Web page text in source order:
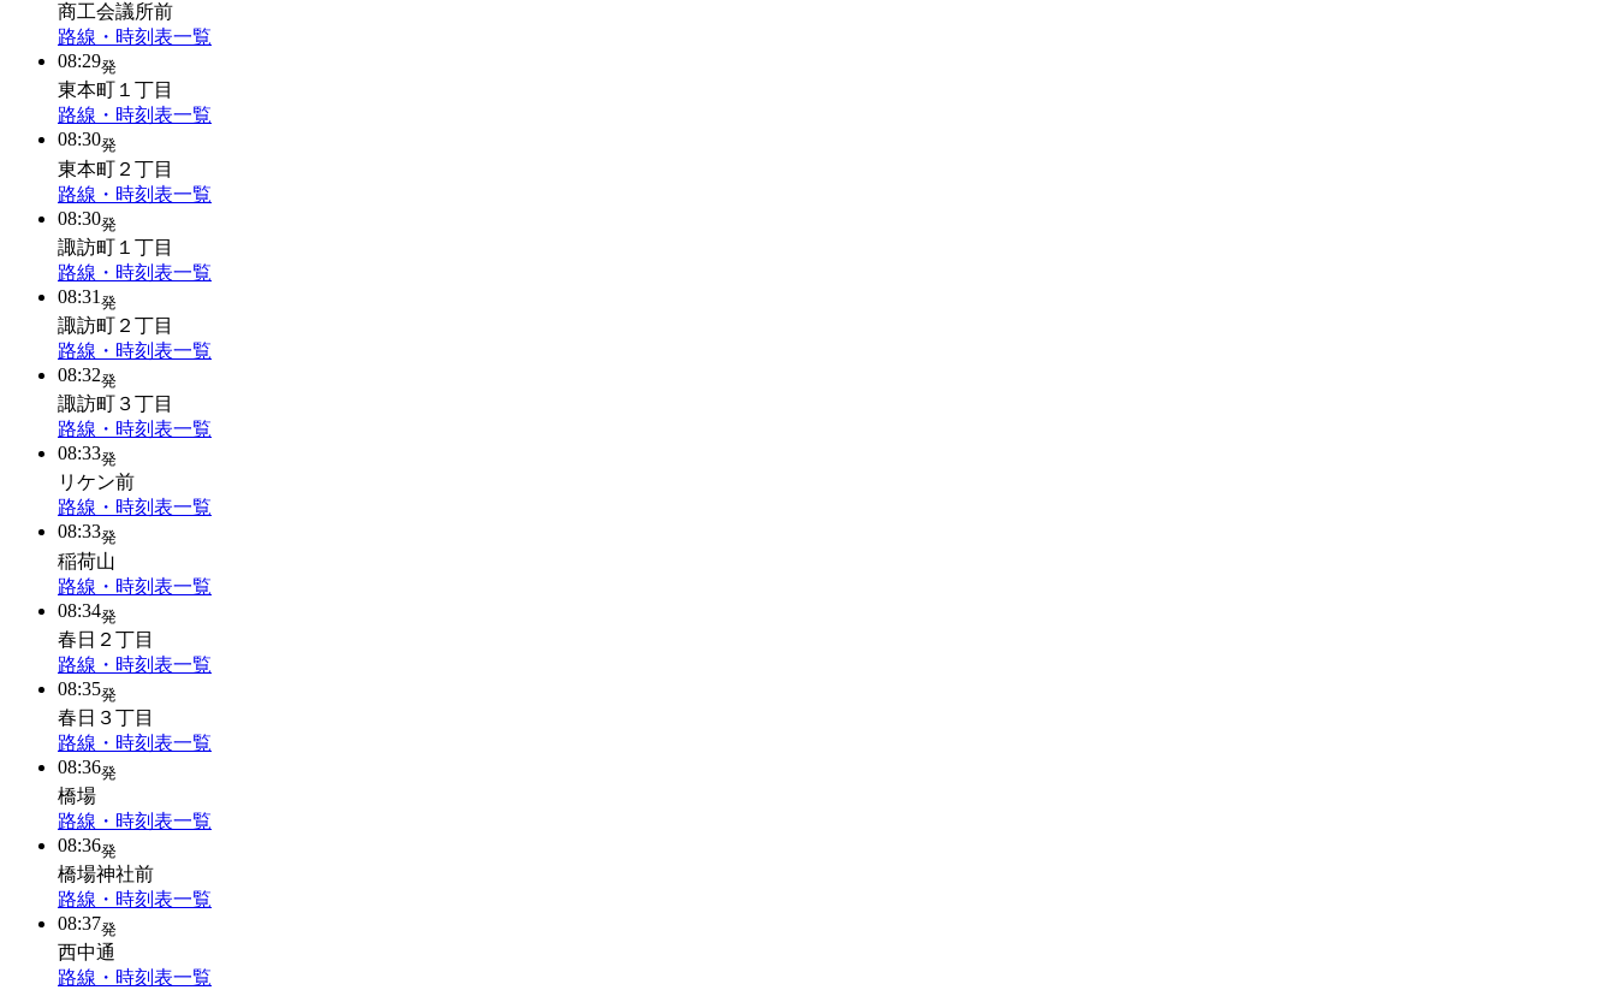
商工会議所前
路線・時刻表一覧
08:29発
東本町１丁目
路線・時刻表一覧
08:30発
東本町２丁目
路線・時刻表一覧
08:30発
諏訪町１丁目
路線・時刻表一覧
08:31 発
諏訪町２丁目
路線・時刻表一覧
08:32発
諏訪町３丁目
路線・時刻表一覧
08:33発
リケン前
路線・時刻表一覧
08:33発
稲荷山
路線・時刻表一覧
08:34発
春日２丁目
路線・時刻表一覧
08:35発
春日３丁目
路線・時刻表一覧
08:36発
橋場
路線・時刻表一覧
08:36発
橋場神社前
路線・時刻表一覧
08:37発
西中通
路線・時刻表一覧